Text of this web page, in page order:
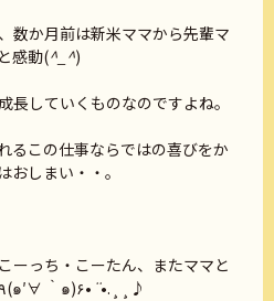
数か月前は新米ママから先輩マ
感動(^_^)
長していくものなのですよね。
るこの仕事ならではの喜びをか
おしまい・・。
ーっち・こーたん、またママと
一緒に遊びに来て下さいね٩(๑′∀ ‵๑)۶• ¨•.¸¸♪